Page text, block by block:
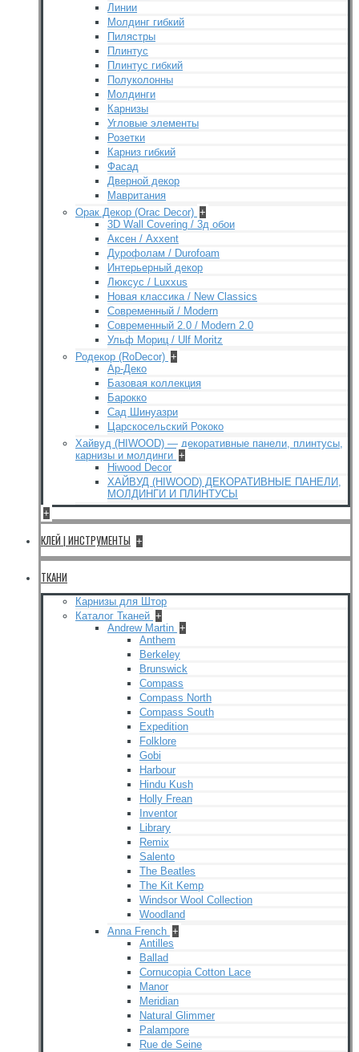
Линии
Молдинг гибкий
Пилястры
Плинтус
Плинтус гибкий
Полуколонны
Молдинги
Карнизы
Угловые элементы
Розетки
Карниз гибкий
Фасад
Дверной декор
Мавритания
Орак Декор (Orac Decor) +
3D Wall Covering / 3д обои
Аксен / Axxent
Дурофолам / Durofoam
Интерьерный декор
Люксус / Luxxus
Новая классика / New Classics
Современный / Modern
Современный 2.0 / Modern 2.0
Ульф Мориц / Ulf Moritz
Родекор (RoDecor) +
Ар-Деко
Базовая коллекция
Барокко
Сад Шинуазри
Царскосельский Рококо
Хайвуд (HIWOOD) — декоративные панели, плинтусы,
карнизы и молдинги +
Hiwood Decor
ХАЙВУД (HIWOOD) ДЕКОРАТИВНЫЕ ПАНЕЛИ,
МОЛДИНГИ И ПЛИНТУСЫ
+
КЛЕЙ | ИНСТРУМЕНТЫ +
ТКАНИ
Карнизы для Штор
Каталог Тканей +
Andrew Martin +
Anthem
Berkeley
Brunswick
Compass
Compass North
Compass South
Expedition
Folklore
Gobi
Harbour
Hindu Kush
Holly Frean
Inventor
Library
Remix
Salento
The Beatles
The Kit Kemp
Windsor Wool Collection
Woodland
Anna French +
Antilles
Ballad
Cornucopia Cotton Lace
Manor
Meridian
Natural Glimmer
Palampore
Rue de Seine